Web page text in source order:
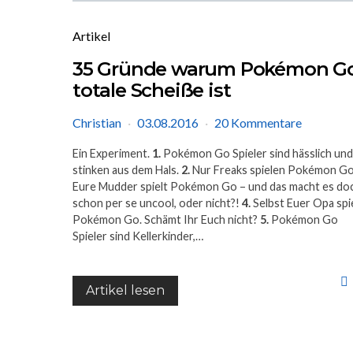
Artikel
35 Gründe warum Pokémon
totale Scheiße ist
Christian 03.08.2016 20 Kommentare
Ein Experiment. 1. Pokémon Go Spieler sind hässlich und
stinken aus dem Hals. 2.Nur Freaks spielen Pokémon
Eure Mudder spielt Pokémon Go – und das macht es
schon per se uncool, oder nicht?! 4.Selbst Euer Opa
Pokémon Go. Schämt Ihr Euch nicht? 5. Pokémon Go
Spieler sind Kellerkinder,…
Artikel lesen